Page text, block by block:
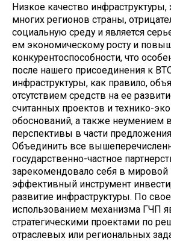
Низкое качество инфраструктуры,
многих регионов страны,
социальную среду и является
ем экономическому росту и
конкурентоспособности, что
после нашего присоединения к
инфраструктуры, как правило,
отсутствием средств на ее
считанных проектов и технико-
обоснований, а также не­умением
перспективы в части
Объеди­нить все
государственно-частное
зарекомендовало себя в мировой
эффективный инструмент
развитие инфраструктуры. По
использованием механизма ГЧП
стратегическими проектами по
отраслевых или региональных